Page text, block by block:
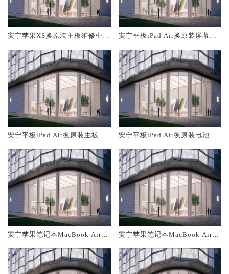
安宁苹果XS换原装主板维修中心
安宁平板iPad Air换原装屏幕服
安宁平板iPad Air换原装主板维
安宁平板iPad Air换原装电池维
安宁苹果笔记本MacBook Air换
安宁苹果笔记本MacBook Air换